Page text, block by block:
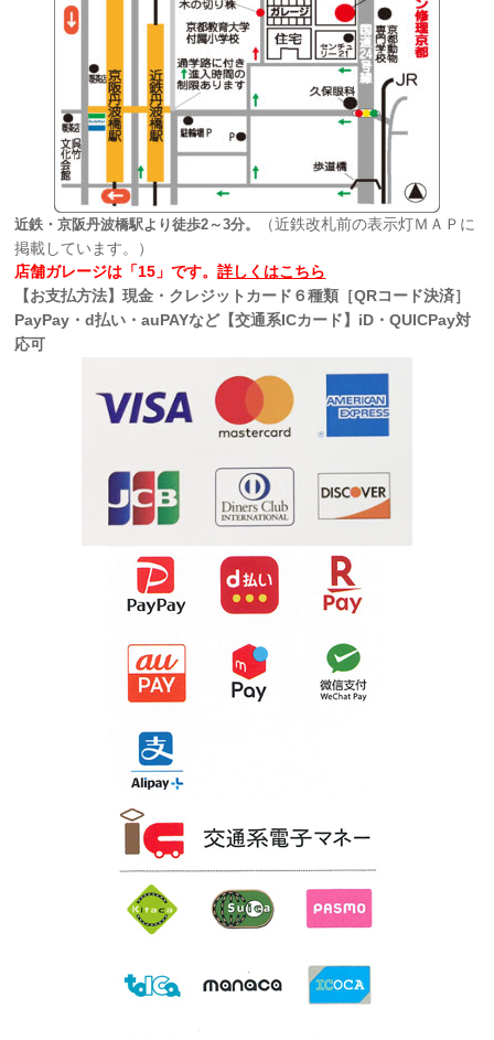
近鉄・京阪丹波橋駅より徒歩2～3分。
（近鉄改札前の表示灯ＭＡＰに
掲載しています。）
店舗ガレージは「15」です。詳しくはこちら
【お支払方法】現金・クレジットカード６種類［QRコード決済］
PayPay・d払い・auPAYなど【交通系ICカード】iD・QUICPay対
応可